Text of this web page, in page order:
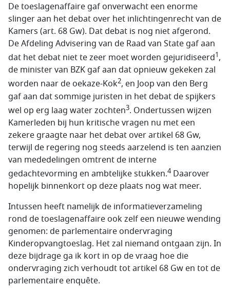
De toeslagenaffaire gaf onverwacht een enorme
slinger aan het debat over het inlichtingenrecht van de
Kamers (art. 68 Gw). Dat debat is nog niet afgerond.
De Afdeling Advisering van de Raad van State gaf aan
dat het debat niet te zeer moet worden gejuridiseerd1,
de minister van BZK gaf aan dat opnieuw gekeken zal
worden naar de oekaze-Kok2, en Joop van den Berg
gaf aan dat sommige juristen in het debat de spijkers
wel op erg laag water zochten3. Ondertussen wijzen
Kamerleden bij hun kritische vragen nu met een
zekere graagte naar het debat over artikel 68 Gw,
terwijl de regering nog steeds aarzelend is ten aanzien
van mededelingen omtrent de interne
gedachtevorming en ambtelijke stukken.4Daarover
hopelijk binnenkort op deze plaats nog wat meer.
Intussen heeft namelijk de informatieverzameling
rond de toeslagenaffaire ook zelf een nieuwe wending
genomen: de parlementaire ondervraging
Kinderopvangtoeslag. Het zal niemand ontgaan zijn. In
deze bijdrage ga ik kort in op de vraag hoe die
ondervraging zich verhoudt tot artikel 68 Gw en tot de
parlementaire enquête.